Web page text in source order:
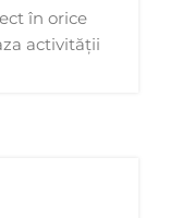
în orice
activității